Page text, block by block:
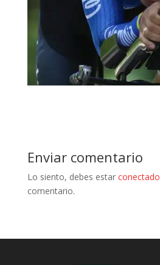
Enviar comentario
Lo siento, debes estar conectado
comentario.